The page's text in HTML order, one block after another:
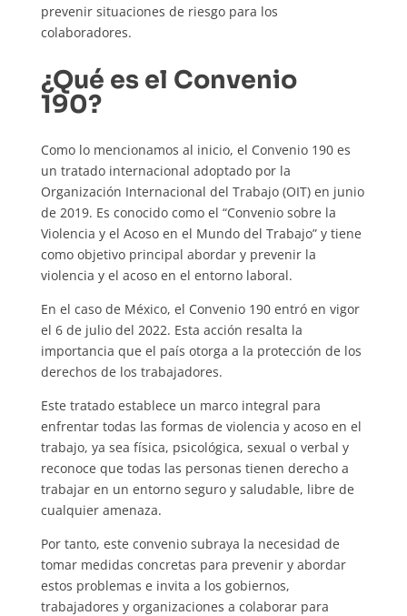
prevenir situaciones de riesgo para los
colaboradores.
¿Qué es el Convenio
190?
Como lo mencionamos al inicio, el Convenio 190 es
un tratado internacional adoptado por la
Organización Internacional del Trabajo (OIT) en junio
de 2019. Es conocido como el “Convenio sobre la
Violencia y el Acoso en el Mundo del Trabajo” y tiene
como objetivo principal abordar y prevenir la
violencia y el acoso en el entorno laboral.
En el caso de México, el Convenio 190 entró en vigor
el 6 de julio del 2022. Esta acción resalta la
importancia que el país otorga a la protección de los
derechos de los trabajadores.
Este tratado establece un marco integral para
enfrentar todas las formas de violencia y acoso en el
trabajo, ya sea física, psicológica, sexual o verbal y
reconoce que todas las personas tienen derecho a
trabajar en un entorno seguro y saludable, libre de
cualquier amenaza.
Por tanto, este convenio subraya la necesidad de
tomar medidas concretas para prevenir y abordar
estos problemas e invita a los gobiernos,
trabajadores y organizaciones a colaborar para